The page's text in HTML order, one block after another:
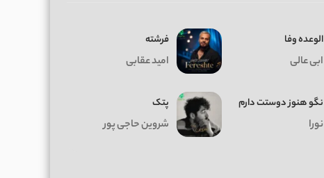
الوعده وفا
ابی عالی
فرشته
امید عقابی
نگو هنوز دوستت دارم
نورا
پتک
شروین حاجی پور